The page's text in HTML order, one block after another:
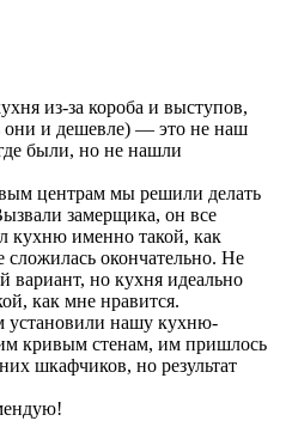
из-за короба и выступов,
они и дешевле) — это не наш
были, но не нашли
центрам мы решили делать
замерщика, он все
кухню именно такой, как
сложилась окончательно. Не
вариант, но кухня идеально
как мне нравится.
установили нашу кухню-
кривым стенам, им пришлось
шкафчиков, но результат